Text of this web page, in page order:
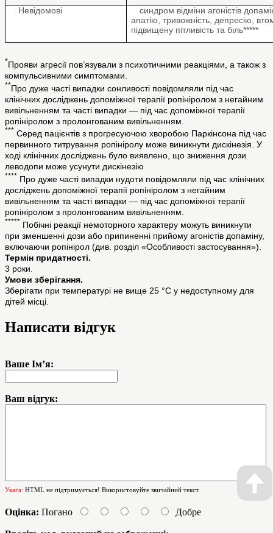
Невідомові
синдром відміни агоністів
апатію, тривожність, депресію,
підвищену пітливість та біль*****
*Прояви агресії пов’язували з психотичними реакціями, а також з
компульсивними симптомами.
**Про дуже часті випадки сонливості повідомляли під час
клінічних досліджень допоміжної терапії ропініролом з негайним
вивільненням та часті випадки — під час допоміжної терапії
ропініролом з пролонгованим вивільненням.
*** Серед пацієнтів з прогресуючою хворобою Паркінсона під час
первинного титрування ропініролу може виникнути дискінезія. У
ході клінічних досліджень було виявлено, що зниження дози
леводопи може усунути дискінезію
**** Про дуже часті випадки нудоти повідомляли під час клінічних
досліджень допоміжної терапії ропініролом з негайним
вивільненням та часті випадки — під час допоміжної терапії
ропініролом з пролонгованим вивільненням.
***** Побічні реакції немоторного характеру можуть виникнути
при зменшенні дози або припиненні прийому агоністів допаміну,
включаючи ропінірол (див. розділ «Особливості застосування»).
Термін придатності.
3 роки.
Умови зберігання.
Зберігати при температурі не вище 25 °С у недоступному для
дітей місці.
Написати відгук
Ваше Ім’я:
Ваш відгук:
Увага: HTML не підтримується! Використовуйте звичайний текст.
Оцінка: Погано Добре